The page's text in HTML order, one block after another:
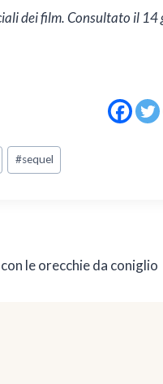
dei film. Consultato il
#sequel
le orecchie da coniglio